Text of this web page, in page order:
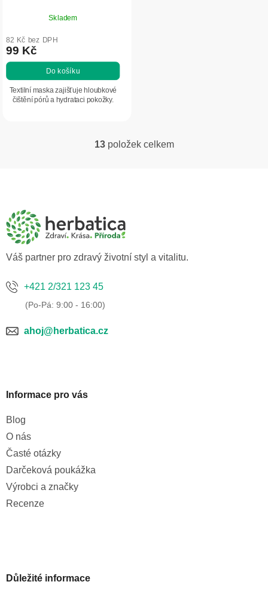
Skladem
82 Kč bez DPH
99 Kč
Do košíku
Textilní maska zajišťuje hloubkové
čištění pórů a hydrataci pokožky.
O
p
13položek celkem
a
Váš partner pro zdravý životní styl a vitalitu.
+421 2/321 123 45
ahoj@herbatica.cz
Informace pro vás
Blog
O nás
Časté otázky
Darčeková poukážka
Výrobci a značky
Recenze
Důležité informace